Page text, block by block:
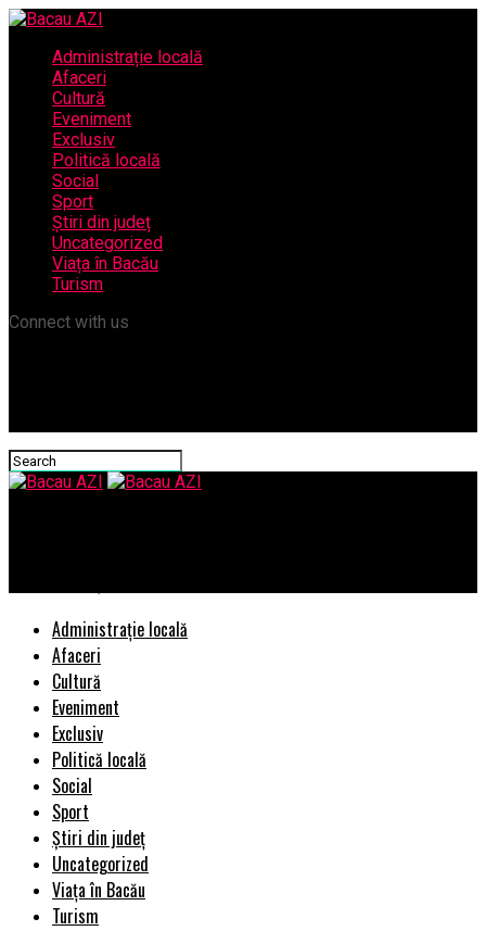
Administrație locală
Afaceri
Cultură
Eveniment
Exclusiv
Politică locală
Social
Sport
Știri din județ
Uncategorized
Viața în Bacău
Turism
Connect with us
Administrație locală
Afaceri
Cultură
Eveniment
Exclusiv
Politică locală
Social
Sport
Știri din județ
Uncategorized
Viața în Bacău
Turism